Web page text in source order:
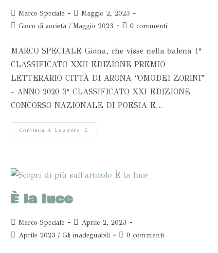
Marco Speciale
Maggio 2, 2023
Gioco di società / Maggio 2023 0 commenti
MARCO SPECIALE Giona, che visse nella balena 1°
CLASSIFICATO XXII EDIZIONE PREMIO
LETTERARIO CITTÀ DI ARONA “OMODEI ZORINI”
- ANNO 2020 3° CLASSIFICATO XXI EDIZIONE
CONCORSO NAZIONALE DI POESIA E…
Continua A Leggere
È la luce
Marco Speciale
Aprile 2, 2023
Aprile 2023 / Gli inadeguabili 0 commenti